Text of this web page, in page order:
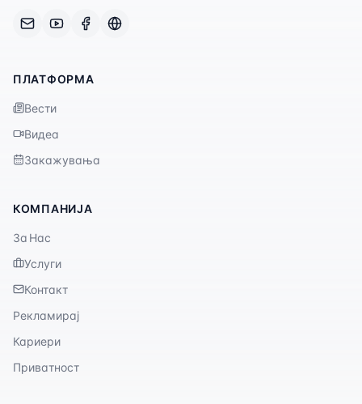
ПЛАТФОРМА
Вести
Видеа
Закажувања
КОМПАНИЈА
За Нас
Услуги
Контакт
Рекламирај
Кариери
Приватност